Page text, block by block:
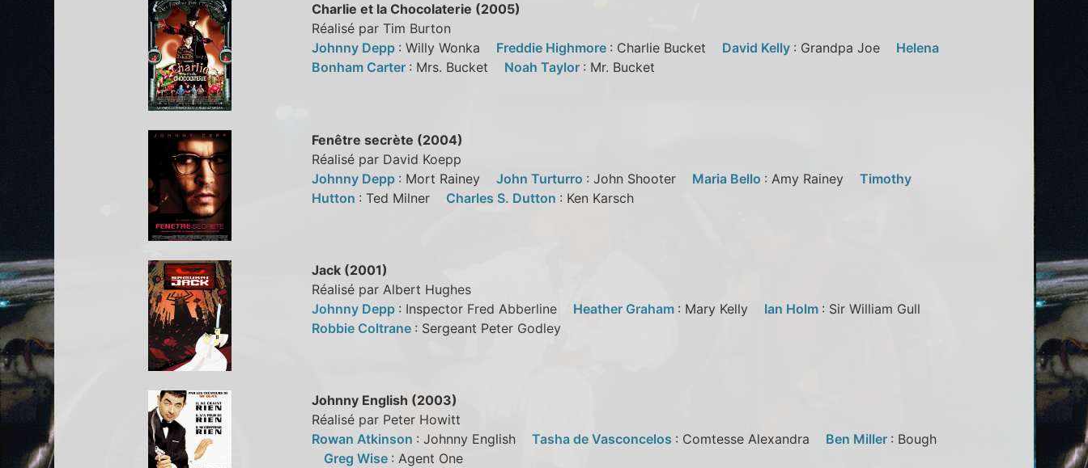
Charlie et la Chocolaterie (2005)
Réalisé par Tim Burton
Johnny Depp : Willy Wonka Freddie Highmore : Charlie Bucket David Kelly : Grandpa Joe Helena
Bonham Carter : Mrs. Bucket Noah Taylor : Mr. Bucket
Fenêtre secrète (2004)
Réalisé par David Koepp
Johnny Depp : Mort Rainey John Turturro : John Shooter Maria Bello : Amy Rainey Timothy
Hutton : Ted Milner Charles S. Dutton : Ken Karsch
Jack (2001)
Réalisé par Albert Hughes
Johnny Depp : Inspector Fred Abberline Heather Graham : Mary Kelly Ian Holm : Sir William Gull
Robbie Coltrane : Sergeant Peter Godley
Johnny English (2003)
Réalisé par Peter Howitt
Rowan Atkinson : Johnny English Tasha de Vasconcelos : Comtesse Alexandra Ben Miller : Bough
Greg Wise : Agent One